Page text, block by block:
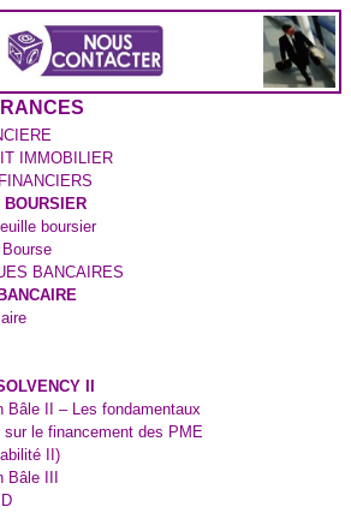
IMMOBILIER
BOURSIER
boursier
BANCAIRES
II
Bâle II – Les fondamentaux
sur le financement des PME
II)
Bâle III